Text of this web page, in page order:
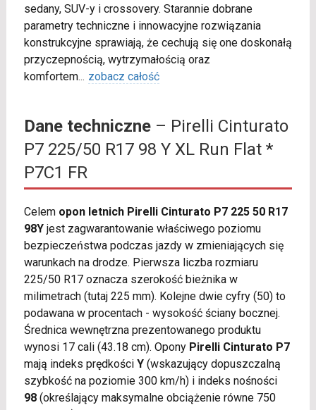
sedany, SUV-y i crossovery. Starannie dobrane
parametry techniczne i innowacyjne rozwiązania
konstrukcyjne sprawiają, że cechują się one doskonałą
przyczepnością, wytrzymałością oraz
komfortem... zobacz całość
Dane techniczne– Pirelli Cinturato
P7 225/50 R17 98 Y XL Run Flat *
P7C1 FR
Celem opon letnich Pirelli Cinturato P7 225 50 R17
98Yjest zagwarantowanie właściwego poziomu
bezpieczeństwa podczas jazdy w zmieniających się
warunkach na drodze. Pierwsza liczba rozmiaru
225/50 R17 oznacza szerokość bieżnika w
milimetrach (tutaj 225 mm). Kolejne dwie cyfry (50) to
podawana w procentach - wysokość ściany bocznej.
Średnica wewnętrzna prezentowanego produktu
wynosi 17 cali (43.18 cm). Opony Pirelli Cinturato P7
mają indeks prędkości Y(wskazujący dopuszczalną
szybkość na poziomie 300 km/h) i indeks nośności
98(określający maksymalne obciążenie równe 750